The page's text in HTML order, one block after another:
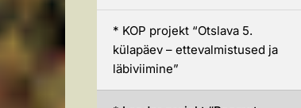
* KOP projekt “Otslava 5.
külapäev – ettevalmistused ja
läbiviimine”